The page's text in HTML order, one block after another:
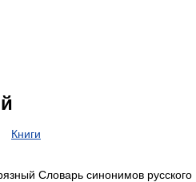
Книги
Словарь синонимов русского